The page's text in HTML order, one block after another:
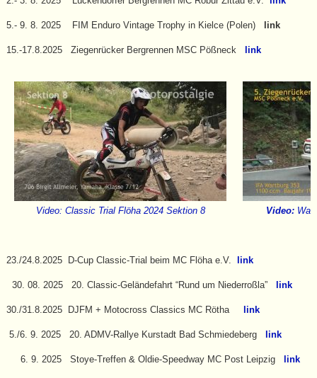
5.- 9. 8. 2025 FIM Enduro Vintage Trophy in Kielce (Polen) link
15.-17.8.2025 Ziegenrücker Bergrennen MSC Pößneck link
Video: Classic Trial Flöha 2024 Sektion 8 Video:
23./24.8.2025 D-Cup Classic-Trial beim MC Flöha e.V. link
30. 08. 2025 20. Classic-Geländefahrt “Rund um Niederroßla” link
30./31.8.2025 DJFM + Motocross Classics MC Rötha link
5./6. 9. 2025 20. ADMV-Rallye Kurstadt Bad Schmiedeberg link
6. 9. 2025 Stoye-Treffen & Oldie-Speedway MC Post Leipzig link